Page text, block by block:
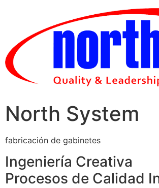
North System
fabricación de gabinetes
Ingeniería Creativa
Procesos de Calidad